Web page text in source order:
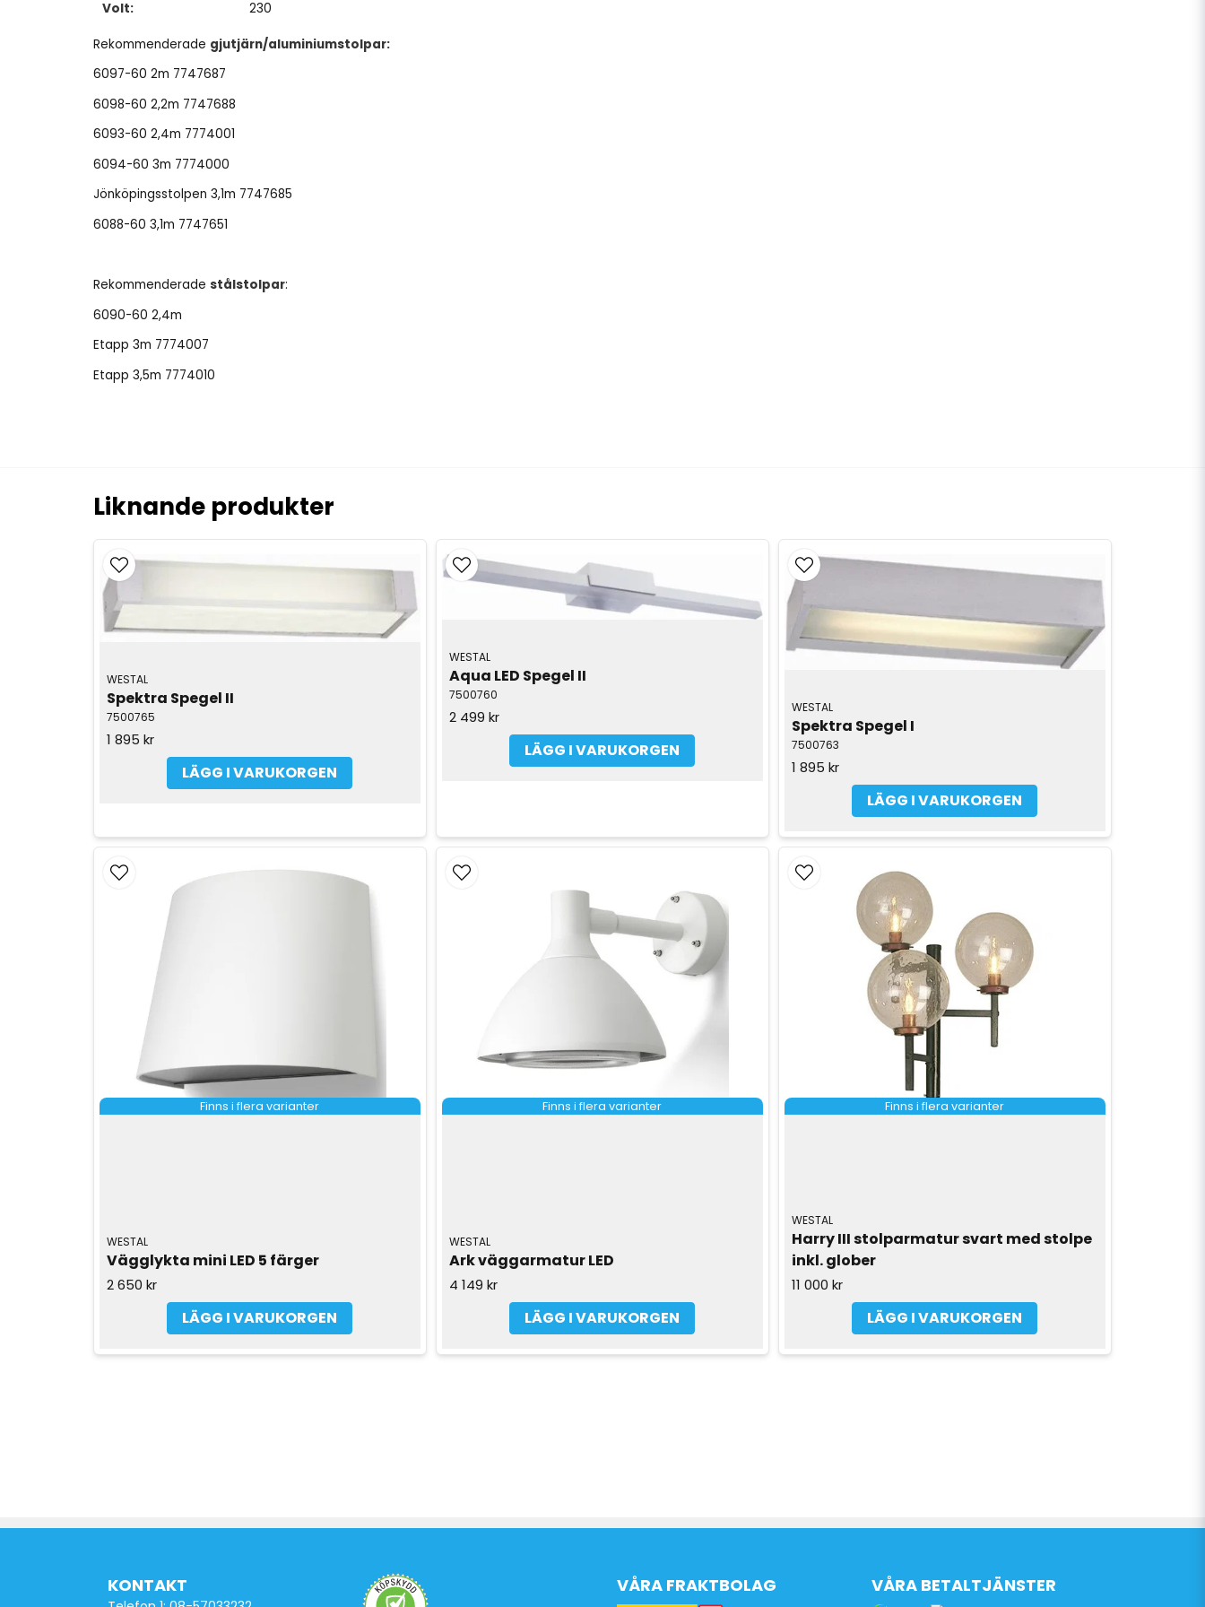
Volt:
230
Rekommenderade gjutjärn/aluminiumstolpar:
6097-60 2m 7747687
6098-60 2,2m 7747688
6093-60 2,4m 7774001
6094-60 3m 7774000
Jönköpingsstolpen 3,1m 7747685
6088-60 3,1m 7747651
Rekommenderade stålstolpar:
6090-60 2,4m
Etapp 3m 7774007
Etapp 3,5m 7774010
Liknande produkter
WESTAL
Spektra Spegel II
7500765
1 895 kr
LÄGG I VARUKORGEN
WESTAL
Aqua LED Spegel II
7500760
2 499 kr
LÄGG I VARUKORGEN
WESTAL
Spektra Spegel I
7500763
1 895 kr
LÄGG I VARUKORGEN
Finns i flera varianter
WESTAL
Vägglykta mini LED 5 färger
2 650 kr
LÄGG I VARUKORGEN
Finns i flera varianter
WESTAL
Ark väggarmatur LED
4 149 kr
LÄGG I VARUKORGEN
Finns i flera varianter
WESTAL
Harry III stolparmatur svart med stolpe
inkl. glober
11 000 kr
LÄGG I VARUKORGEN
KONTAKT VÅRA FRAKTBOLAG VÅRA BETALTJÄNSTER